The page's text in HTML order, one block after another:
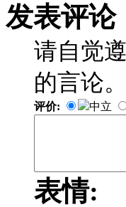
发表评论
请自觉
的言论。
评价: 中立
表情: